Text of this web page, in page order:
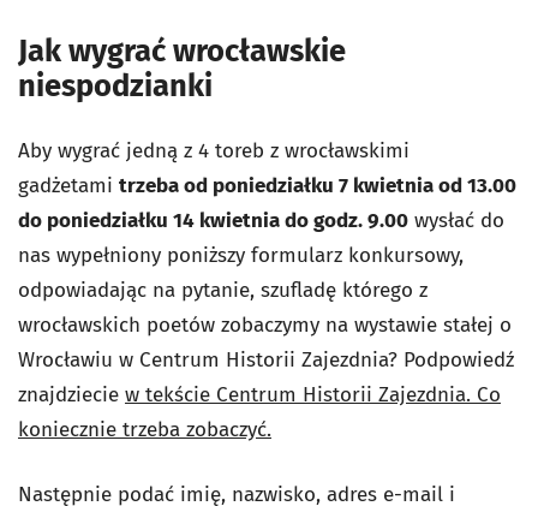
Jak wygrać wrocławskie
niespodzianki
Aby wygrać jedną z 4 toreb z wrocławskimi
gadżetami trzeba od poniedziałku 7 kwietnia od 13.00
do poniedziałku 14 kwietnia do godz. 9.00 wysłać do
nas wypełniony poniższy formularz konkursowy,
odpowiadając na pytanie, szufladę którego z
wrocławskich poetów zobaczymy na wystawie stałej o
Wrocławiu w Centrum Historii Zajezdnia? Podpowiedź
znajdziecie w tekście Centrum Historii Zajezdnia. Co
koniecznie trzeba zobaczyć.
Następnie podać imię, nazwisko, adres e-mail i